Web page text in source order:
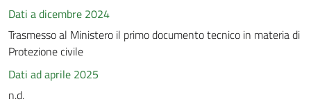
Dati a dicembre 2024
Trasmesso al Ministero il primo documento tecnico in materia di
Protezione civile
Dati ad aprile 2025
n.d.